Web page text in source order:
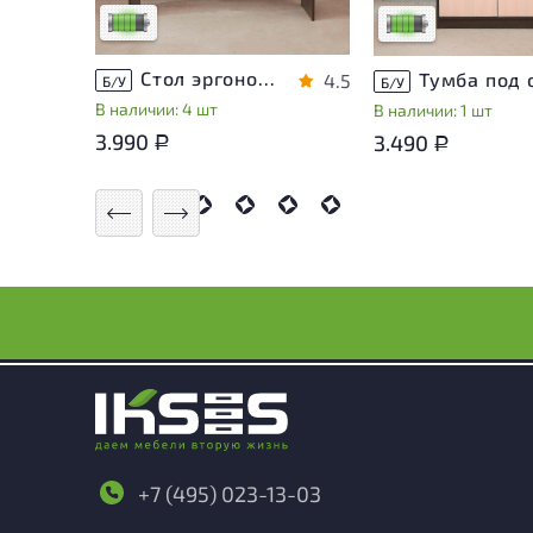
Низкая степень износа
Б/У Стол эргономичный ЛДСП Венге
В наличии: 4 шт
4.5
3.990 Р
Низкая степень
Б/У
В наличии: 1 шт
3.490 Р
+7 (495) 023-13-03